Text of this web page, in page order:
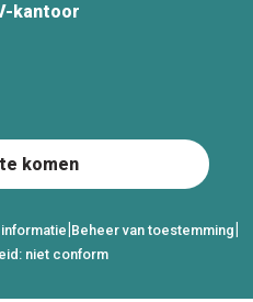
kantoor
Beheer van toestemming
niet conform
komen